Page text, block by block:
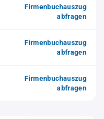
Firmenbuchauszug
abfragen
Firmenbuchauszug
abfragen
Firmenbuchauszug
abfragen